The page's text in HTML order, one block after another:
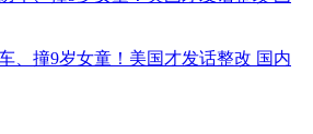
、撞9岁女童！美国才发话整改 国内